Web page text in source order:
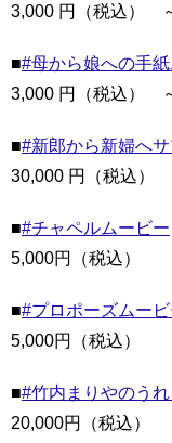
3,000 円（税込）
■#母から娘への手
3,000 円（税込）
■#新郎から新婦へ
30,000 円（税込）
■#チャペルムービー
5,000円（税込）
■#プロポーズムービ
5,000円（税込）
■#竹内まりやのう
20,000円（税込）